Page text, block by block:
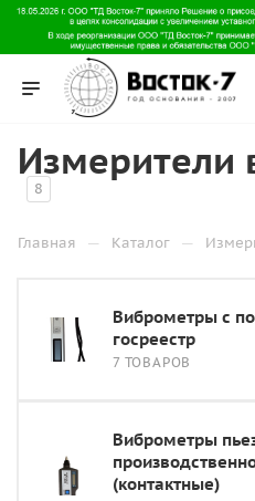
Измерители
8
Главная — Каталог —
Виброметры с
госреестр
7 ТОВАРОВ
Виброметры
(контактные)